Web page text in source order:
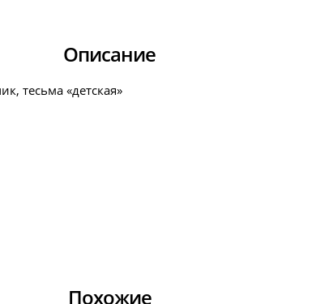
Описание
тесьма «детская»
Похожие